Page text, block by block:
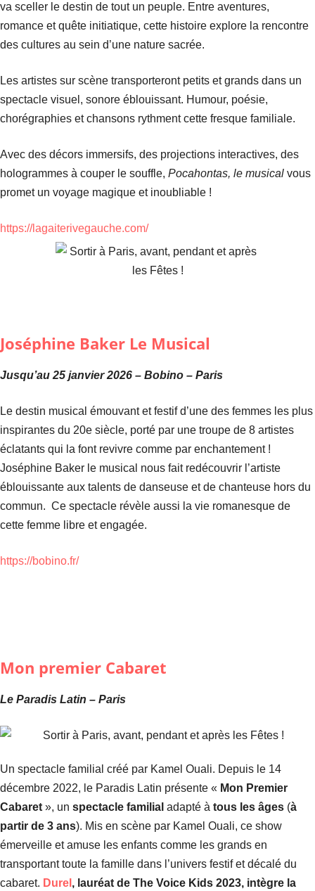
va sceller le destin de tout un peuple. Entre aventures,
romance et quête initiatique, cette histoire explore la rencontre
des cultures au sein d’une nature sacrée.
Les artistes sur scène transporteront petits et grands dans un
spectacle visuel, sonore éblouissant. Humour, poésie,
chorégraphies et chansons rythment cette fresque familiale.
Avec des décors immersifs, des projections interactives, des
hologrammes à couper le souffle, Pocahontas, le musical vous
promet un voyage magique et inoubliable !
https://lagaiterivegauche.com/
Joséphine Baker Le Musical
Jusqu’au 25 janvier 2026 – Bobino – Paris
Le destin musical émouvant et festif d’une des femmes les plus
inspirantes du 20e siècle, porté par une troupe de 8 artistes
éclatants qui la font revivre comme par enchantement !
Joséphine Baker le musical nous fait redécouvrir l’artiste
éblouissante aux talents de danseuse et de chanteuse hors du
commun. Ce spectacle révèle aussi la vie romanesque de
cette femme libre et engagée.
https://bobino.fr/
Mon premier Cabaret
Le Paradis Latin – Paris
Un spectacle familial créé par Kamel Ouali. Depuis le 14
décembre 2022, le Paradis Latin présente « Mon Premier
Cabaret », un spectacle familial adapté à tous les âges (à
partir de 3 ans). Mis en scène par Kamel Ouali, ce show
émerveille et amuse les enfants comme les grands en
transportant toute la famille dans l’univers festif et décalé du
cabaret. Durel , lauréat de The Voice Kids 2023, intègre la